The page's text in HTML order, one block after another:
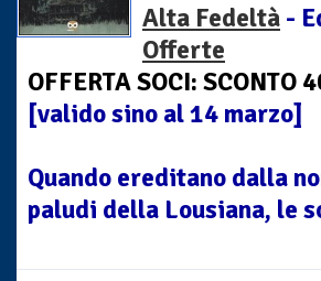
Alta Fedeltà -
Offerte
OFFERTA SOCI: SCONTO
[valido sino al 14 marzo]
Quando ereditano dalla
paludi della Lousiana, le